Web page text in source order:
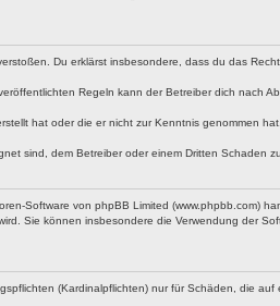
Du erklärst insbesondere, dass du das
Regeln kann der Betreiber dich nach
hat oder die er nicht zur Kenntnis genommen
sind, dem Betreiber oder einem Dritten Schaden
Software von phpBB Limited (www.phpbb.com)
Sie können insbesondere die Verwendung der
(Kardinalpflichten) nur für Schäden, die